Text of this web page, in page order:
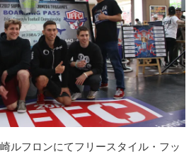
ルフロンにてフリースタイル・フッ